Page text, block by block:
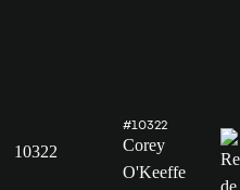
10322
#10322
Corey
O'Keeffe